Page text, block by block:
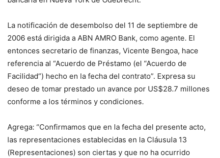
La notificación de desembolso del 11 de septiembre de
2006 está dirigida a ABN AMRO Bank, como agente. El
entonces secretario de finanzas, Vicente Bengoa, hace
referencia al “Acuerdo de Préstamo (el “Acuerdo de
Facilidad”) hecho en la fecha del contrato”. Expresa su
deseo de tomar prestado un avance por US$28.7 millones
conforme a los términos y condiciones.
Agrega: “Confirmamos que en la fecha del presente acto,
las representaciones establecidas en la Cláusula 13
(Representaciones) son ciertas y que no ha ocurrido